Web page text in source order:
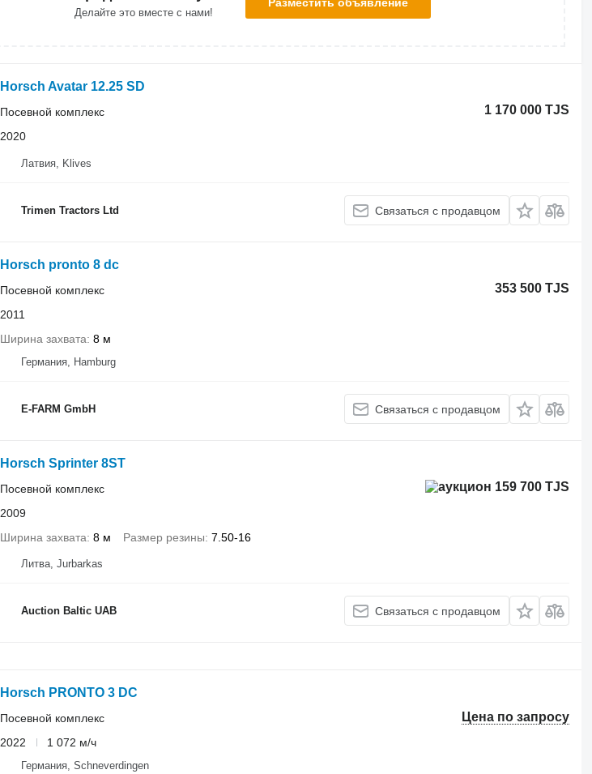
Делайте это вместе с нами!
Horsch Avatar 12.25 SD
1 170 000 TJS
Посевной комплекс
2020
Латвия, Klives
Trimen Tractors Ltd Связаться с продавцом
Horsch pronto 8 dc
353 500 TJS
Посевной комплекс
2011
Ширина захвата 8 м
Германия, Hamburg
E-FARM GmbH Связаться с продавцом
Horsch Sprinter 8ST
159 700 TJS
Посевной комплекс
2009
Ширина захвата 8 м Размер резины 7.50-16
Литва, Jurbarkas
Auction Baltic UAB Связаться с продавцом
Horsch PRONTO 3 DC
Цена по запросу
Посевной комплекс
2022
1 072 м/ч
Германия, Schneverdingen